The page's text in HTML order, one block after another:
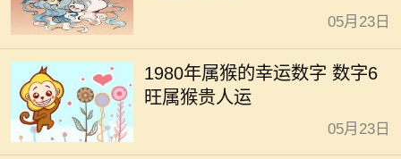
05月23日
1980年属猴的幸运数字 数字6
旺属猴贵人运
05月23日